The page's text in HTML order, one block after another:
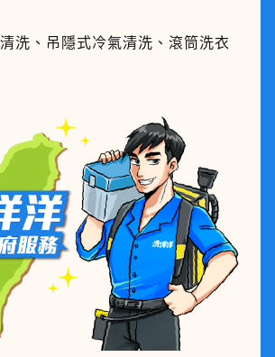
洗、吊隱式冷氣清洗、滾筒洗衣